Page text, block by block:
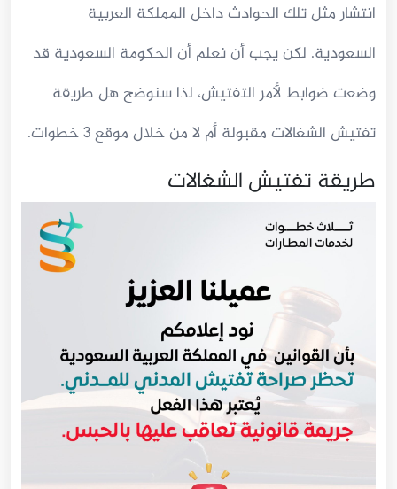
انتشار مثل تلك الحوادث داخل المملكة العربية
السعودية. لكن يجب أن نعلم أن الحكومة السعودية قد
وضعت ضوابط لأمر التفتيش، لذا سنوضح هل طريقة
تفتيش الشغالات مقبولة أم لا من خلال موقع 3 خطوات.
طريقة تفتيش الشغالات